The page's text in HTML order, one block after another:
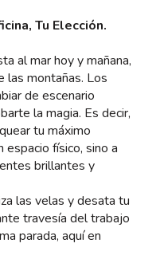
Tu Elección.
al mar hoy y mañana,
las montañas. Los
de escenario
la magia. Es decir,
tu máximo
físico, sino a
brillantes y
las velas y desata tu
travesía del trabajo
parada, aquí en